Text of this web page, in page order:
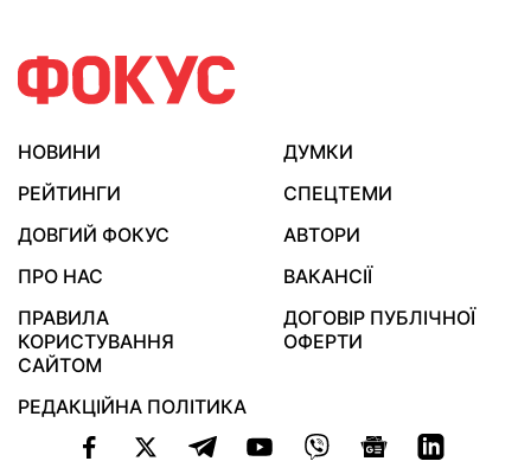
НОВИНИ
ДУМКИ
РЕЙТИНГИ
СПЕЦТЕМИ
ДОВГИЙ ФОКУС
АВТОРИ
ПРО НАС
ВАКАНСІЇ
ПРАВИЛА
КОРИСТУВАННЯ
САЙТОМ
ДОГОВІР ПУБЛІЧНОЇ
ОФЕРТИ
РЕДАКЦІЙНА ПОЛІТИКА